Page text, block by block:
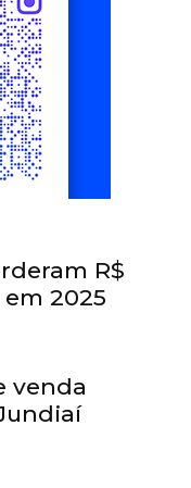
R$
2025
venda